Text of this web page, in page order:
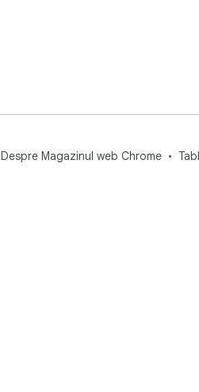
Despre Magazinul web Chrome